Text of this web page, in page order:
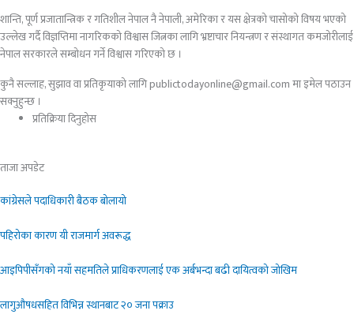
शान्ति, पूर्ण प्रजातान्त्रिक र गतिशील नेपाल नै नेपाली, अमेरिका र यस क्षेत्रको चासोको विषय भएको
उल्लेख गर्दै विज्ञप्तिमा नागरिकको विश्वास जित्नका लागि भ्रष्टाचार नियन्त्रण र संस्थागत कमजोरीलाई
नेपाल सरकारले सम्बोधन गर्ने विश्वास गरिएको छ ।
कुनै सल्लाह, सुझाव वा प्रतिकृयाको लागि publictodayonline@gmail.com मा इमेल पठाउन
सक्नुहुन्छ ।
प्रतिक्रिया दिनुहोस​
ताजा अपडेट
कांग्रेसले पदाधिकारी बैठक बोलायो
पहिरोका कारण यी राजमार्ग अवरूद्ध
आइपिपीसँगको नयाँ सहमतिले प्राधिकरणलाई एक अर्बभन्दा बढी दायित्वको जोखिम
लागुऔषधसहित विभिन्न स्थानबाट २० जना पक्राउ